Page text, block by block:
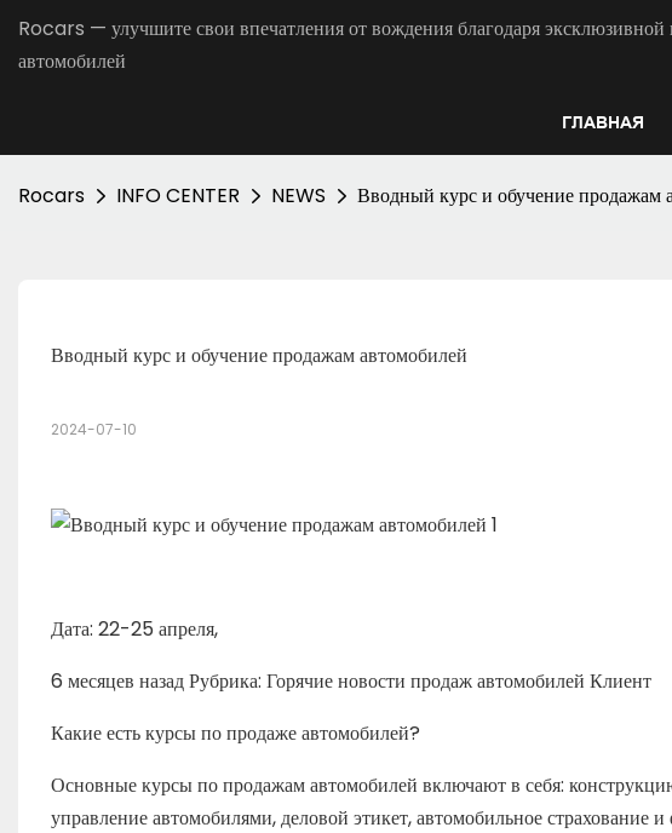
Rocars — улучшите свои впечатления от вождения благодаря эксклюзивной
автомобилей
ГЛАВНАЯ
Rocars INFO CENTER NEWS Вводный курс и обучение продажам
Вводный курс и обучение продажам автомобилей
2024-07-10
Дата: 22-25 апреля,
6 месяцев назад Рубрика: Горячие новости продаж автомобилей Клиент
Какие есть курсы по продаже автомобилей?
Основные курсы по продажам автомобилей включают в себя:
управление автомобилями, деловой этикет, автомобильное